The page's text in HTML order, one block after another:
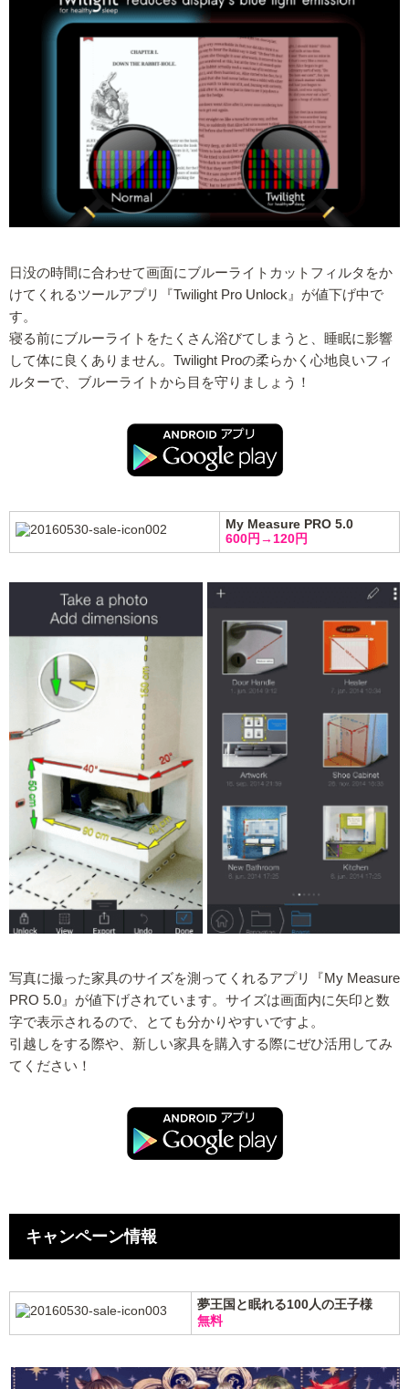
日没の時間に合わせて画面にブルーライトカットフィルタをか
けてくれるツールアプリ『Twilight Pro Unlock』が値下げ中で
す。
寝る前にブルーライトをたくさん浴びてしまうと、睡眠に影響
して体に良くありません。Twilight Proの柔らかく心地良いフィ
ルターで、ブルーライトから目を守りましょう！
My Measure PRO 5.0
600円→120円
写真に撮った家具のサイズを測ってくれるアプリ『My Measure
PRO 5.0』が値下げされています。サイズは画面内に矢印と数
字で表示されるので、とても分かりやすいですよ。
引越しをする際や、新しい家具を購入する際にぜひ活用してみ
てください！
キャンペーン情報
夢王国と眠れる100人の王子様
無料